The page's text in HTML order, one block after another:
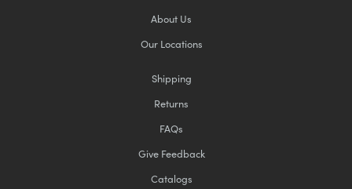
About Us
Our Locations
Shipping
Returns
FAQs
Give Feedback
Catalogs